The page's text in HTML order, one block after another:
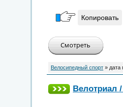
Копировать
Велосипедный спорт » дата
Велотриал